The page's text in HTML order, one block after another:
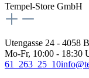
Tempel-Store GmbH
Utengasse 24 - 4058
Mo-Fr, 10:00 - 18:30
61 263 25 10